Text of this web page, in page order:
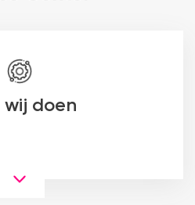
doen